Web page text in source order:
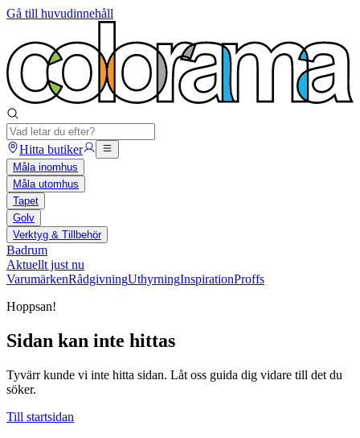
Gå till huvudinnehåll
Hitta butiker
Måla inomhus
Måla utomhus
Tapet
Golv
Verktyg & Tillbehör
Badrum
Aktuellt just nu
VarumärkenRådgivningUthyrningInspirationProffs
Hoppsan!
Sidan kan inte hittas
Tyvärr kunde vi inte hitta sidan. Låt oss guida dig vidare till det du
söker.
Till startsidan